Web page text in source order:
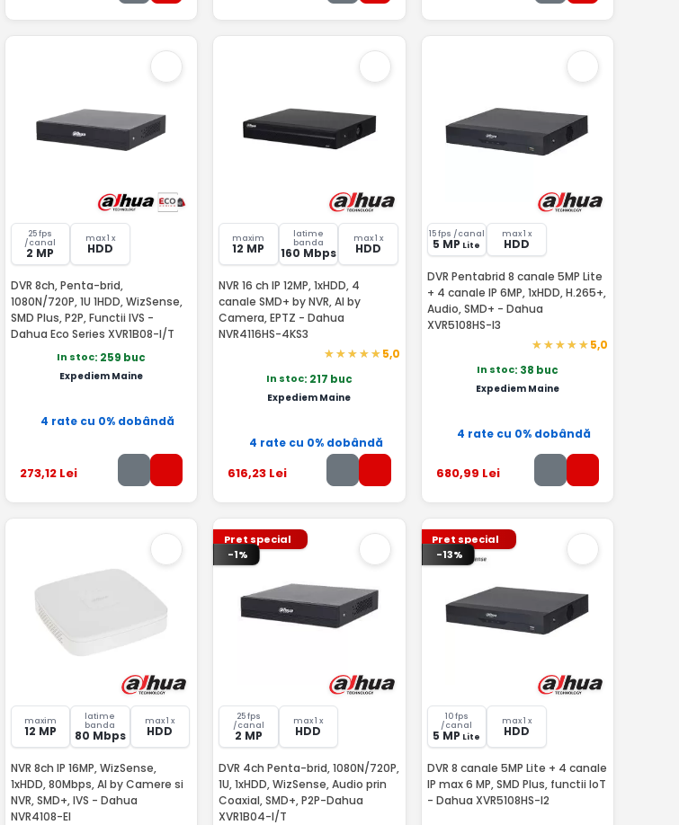
25 fps
/canal
2 MP
max 1 x
HDD
DVR 8ch, Penta-brid,
1080N/720P, 1U 1HDD, WizSense,
SMD Plus, P2P, Functii IVS -
Dahua Eco Series XVR1B08-I/T
In stoc: 259 buc
Expediem Maine
4 rate cu 0% dobândă
273,12Lei
maxim
12 MP
latime
banda
160 Mbps
max 1 x
HDD
NVR 16 ch IP 12MP, 1xHDD, 4
canale SMD+ by NVR, AI by
Camera, EPTZ - Dahua
NVR4116HS-4KS3
5,0
In stoc: 217 buc
Expediem Maine
4 rate cu 0% dobândă
616,23 Lei
15 fps /canal
5 MP Lite
max 1 x
HDD
DVR Pentabrid 8 canale 5MP Lite
+ 4 canale IP 6MP, 1xHDD, H.265+,
Audio, SMD+ - Dahua
XVR5108HS-I3
5,0
In stoc: 38 buc
Expediem Maine
4 rate cu 0% dobândă
680,99 Lei
maxim
12 MP
latime
banda
80 Mbps
max 1 x
HDD
NVR 8ch IP 16MP, WizSense,
1xHDD, 80Mbps, AI by Camere si
NVR, SMD+, IVS - Dahua
NVR4108-EI
Pret special
-1%
25 fps
/canal
2 MP
max 1 x
HDD
DVR 4ch Penta-brid, 1080N/720P,
1U, 1xHDD, WizSense, Audio prin
Coaxial, SMD+, P2P-Dahua
XVR1B04-I/T
Pret special
-13%
10 fps
/canal
5 MP Lite
max 1 x
HDD
DVR 8 canale 5MP Lite + 4 canale
IP max 6 MP, SMD Plus, functii IoT
- Dahua XVR5108HS-I2